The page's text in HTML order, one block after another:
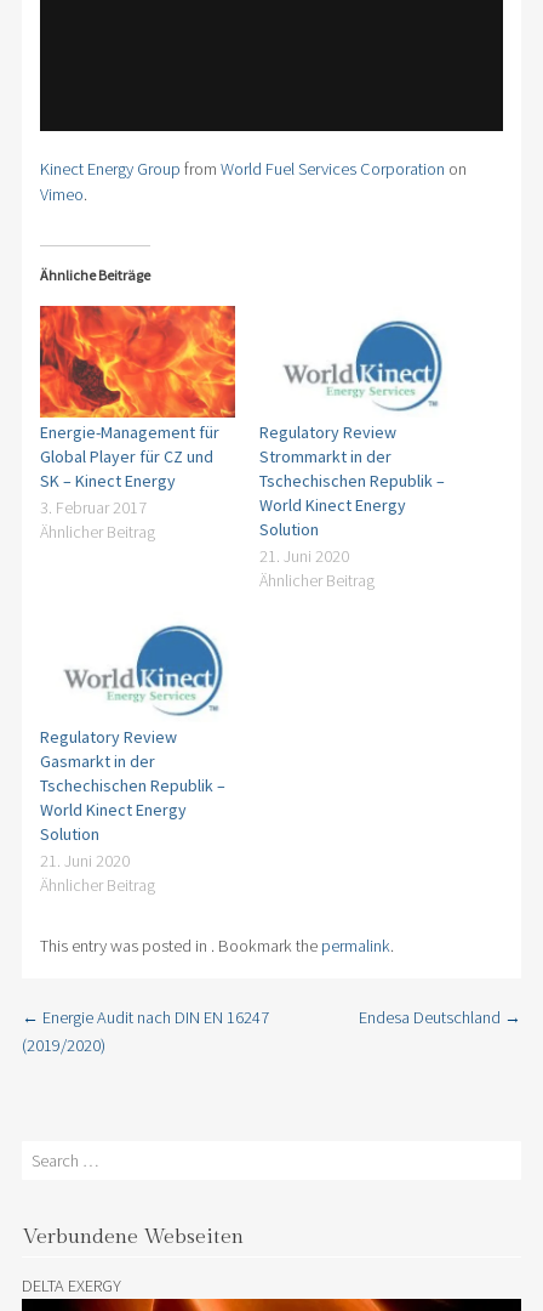
Kinect Energy Group from World Fuel Services Corporation on
Vimeo.
Ähnliche Beiträge
Energie-Management für
Global Player für CZ und
SK – Kinect Energy
3. Februar 2017
Ähnlicher Beitrag
Regulatory Review
Strommarkt in der
Tschechischen Republik –
World Kinect Energy
Solution
21. Juni 2020
Ähnlicher Beitrag
Regulatory Review
Gasmarkt in der
Tschechischen Republik –
World Kinect Energy
Solution
21. Juni 2020
Ähnlicher Beitrag
This entry was posted in . Bookmark the permalink.
Post navigation
← Energie Audit nach DIN EN 16247
(2019/2020)
Endesa Deutschland →
Search
Verbundene Webseiten
DELTA EXERGY